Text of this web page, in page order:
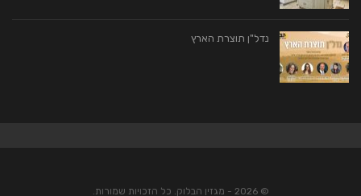
נדל"ן תוצרת הארץ
© 2026 - מגזין הבלוק. כל הזכויות שמורות.